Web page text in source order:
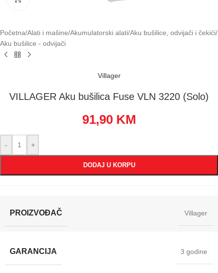
Početna/Alati i mašine/Akumulatorski alati/Aku bušilice, odvijači i čekići/
Aku bušilice - odvijači
Villager
VILLAGER Aku bušilica Fuse VLN 3220 (Solo)
91,90 KM
- +
DODAJ U KORPU
PROIZVOĐAČ Villager
GARANCIJA 3 godine